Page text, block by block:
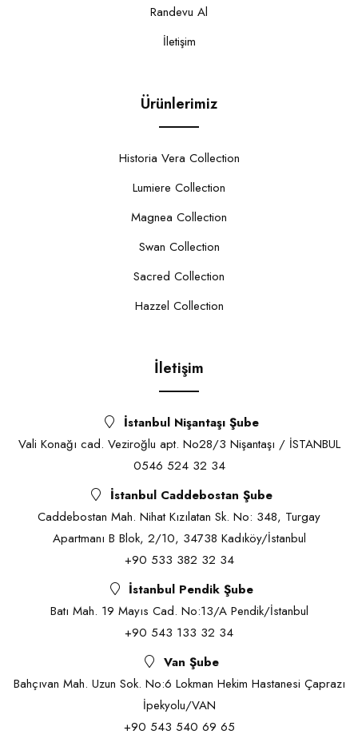
Randevu Al
İletişim
Ürünlerimiz
Historia Vera Collection
Lumiere Collection
Magnea Collection
Swan Collection
Sacred Collection
Hazzel Collection
İletişim
İstanbul Nişantaşı Şube
Vali Konağı cad. Veziroğlu apt. No28/3 Nişantaşı / İSTANBUL
0546 524 32 34
İstanbul Caddebostan Şube
Caddebostan Mah. Nihat Kızılatan Sk. No: 348, Turgay
Apartmanı B Blok, 2/10, 34738 Kadıköy/İstanbul
+90 533 382 32 34
İstanbul Pendik Şube
Batı Mah. 19 Mayıs Cad. No:13/A Pendik/İstanbul
+90 543 133 32 34
Van Şube
Bahçıvan Mah. Uzun Sok. No:6 Lokman Hekim Hastanesi Çaprazı
İpekyolu/VAN
+90 543 540 69 65